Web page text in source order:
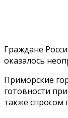
Граждане
оказалось
Приморские
готовности
также спросом